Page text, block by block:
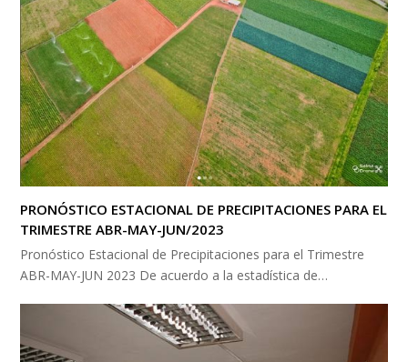
PRONÓSTICO ESTACIONAL DE PRECIPITACIONES PARA EL
TRIMESTRE ABR-MAY-JUN/2023
Pronóstico Estacional de Precipitaciones para el Trimestre
ABR-MAY-JUN 2023 De acuerdo a la estadística de…